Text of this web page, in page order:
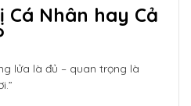
Cá Nhân hay Cả
lửa là đủ – quan trọng là